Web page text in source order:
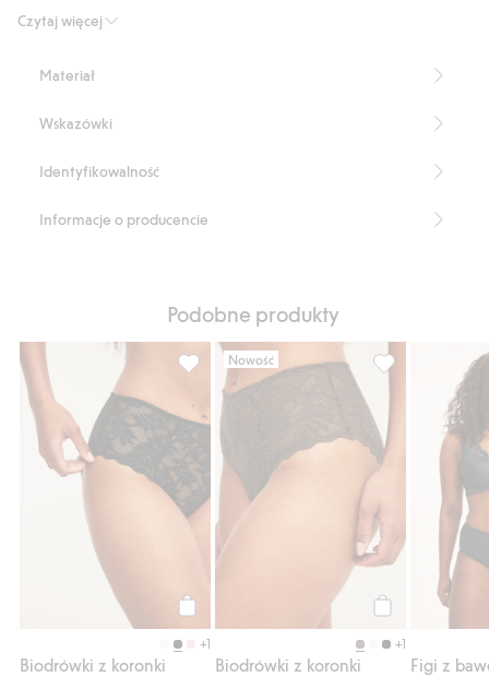
koronki
Czytaj więcej
Koronkowe detale
Numer artykułu
Materiał
Wskazówki
Identyfikowalność
Informacje o producencie
Podobne produkty
Kup
+1
Biodrówki z koronki
Biodrówki z koronki, Dodaj do listy
Nowość
+1
Biodrówki z koronki
Biodrówki z
Figi z